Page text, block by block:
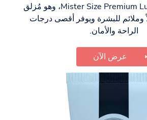
اكتشف مُزلق Mister Size Premium Lube، وهو مُزلق
وملائم للبشرة ويوفر أقصى درجات
الراحة والأمان.
عرض الآن